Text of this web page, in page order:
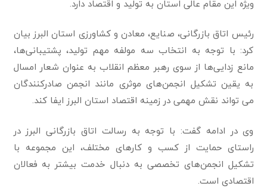
ویژه این مقام عالی استان به تولید و اقتصاد دارد.
رئیس اتاق بازرگانی، صنایع، معادن و کشاورزی استان البرز بیان
کرد: با توجه به انتخاب سه مولفه مهم تولید، پشتیبانی‌ها،
مانع زدایی‌ها از سوی رهبر معظم انقلاب به عنوان شعار امسال
به یقین تشکیل انجمن‌های موثری مانند انجمن صادرکنندگان
می تواند نقش مهمی در زمینه اقتصاد استان البرز ایفا کند.
وی در ادامه گفت: با توجه به رسالت اتاق بازرگانی البرز در
راستای حمایت از کسب و کارهای مختلف، این مجموعه با
تشکیل انجمن‌های تخصصی به دنبال خدمت بیشتر به فعالان
اقتصادی است.